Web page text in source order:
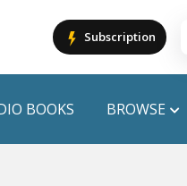
Subscription
Cart is empty
BOOKS BROWSE